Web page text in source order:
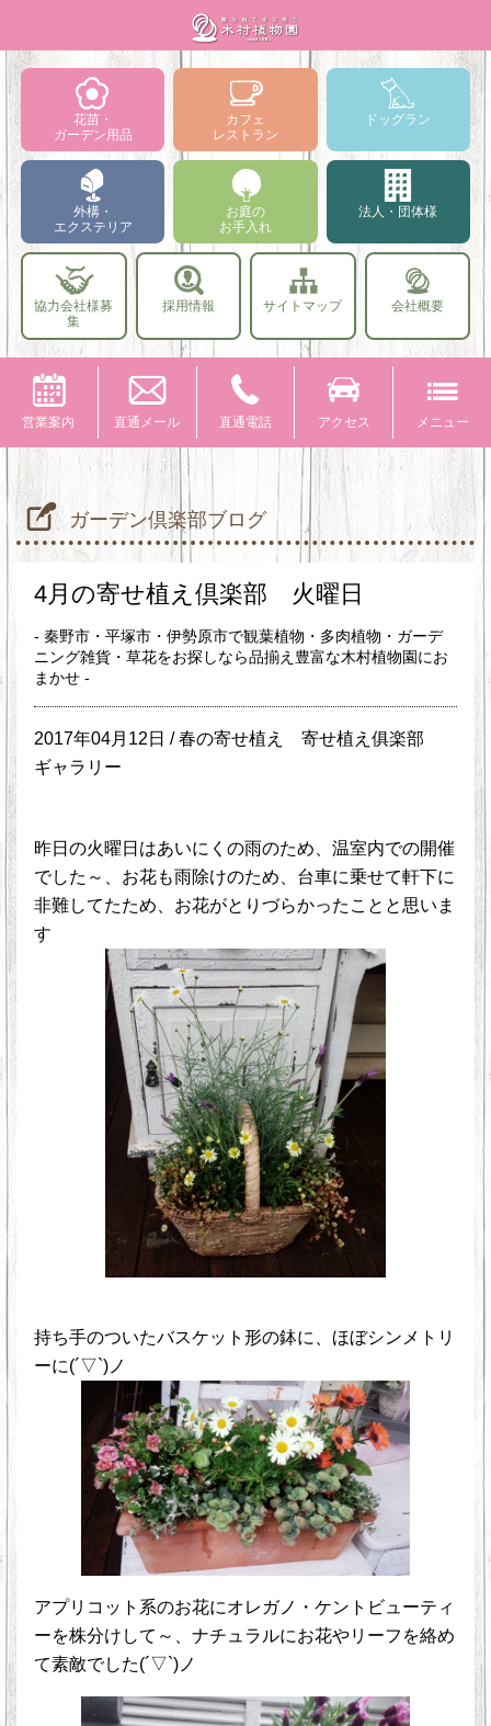
花苗・
ガーデン用品
カフェ
レストラン
ドッグラン
外構・
エクステリア
お庭の
お手入れ
法人・団体様
協力会社様募
集
採用情報 サイトマップ 会社概要
営業案内 直通メール 直通電話 アクセス メニュー
ガーデン倶楽部ブログ
4月の寄せ植え倶楽部 火曜日
- 秦野市・平塚市・伊勢原市で観葉植物・多肉植物・ガーデ
ニング雑貨・草花をお探しなら品揃え豊富な木村植物園にお
まかせ -
2017年04月12日 /春の寄せ植え
寄せ植え俱楽部
ギャラリー
昨日の火曜日はあいにくの雨のため、温室内での開催
でした～、お花も雨除けのため、台車に乗せて軒下に
非難してたため、お花がとりづらかったことと思いま
す
持ち手のついたバスケット形の鉢に、ほぼシンメトリ
ーに(´▽`)ノ
アプリコット系のお花にオレガノ・ケントビューティ
ーを株分けして～、ナチュラルにお花やリーフを絡め
て素敵でした(´▽`)ノ